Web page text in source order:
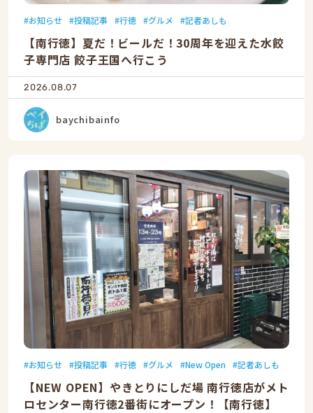
お知らせ 投稿記事 行徳 グルメ 記者あしも
【南行徳】夏だ！ビールだ！30周年を迎えた水餃
子専門店 餃子王国へ行こう
2026.08.07
baychibainfo
お知らせ 投稿記事 行徳 グルメ New Open 記者あしも
【NEW OPEN】やきとりにしだ場 南行徳店がメト
ロセンター南行徳2番街にオープン！【南行徳】